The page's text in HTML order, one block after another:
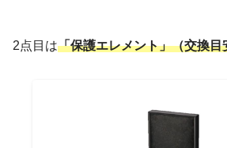
2点目は「保護エレメント」（交換目